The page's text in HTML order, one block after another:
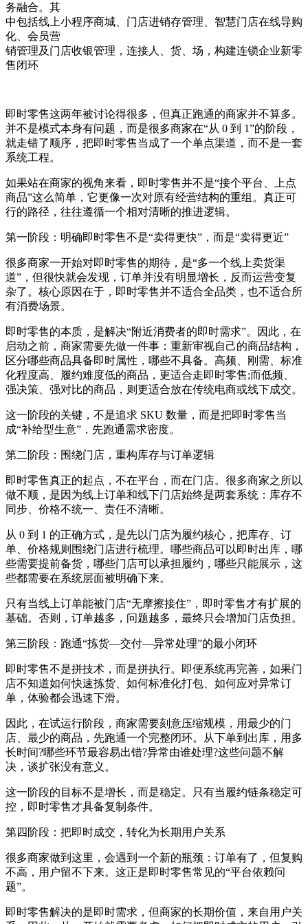
务融合。其
中包括线上小程序商城、门店进销存管理、智慧门店在线导购
化、会员营
销管理及门店收银管理，连接人、货、场，构建连锁企业新零
售闭环
即时零售这两年被讨论得很多，但真正跑通的商家并不算多。
并不是模式本身有问题，而是很多商家在“从 0 到 1”的阶段，
就走错了顺序，把即时零售当成了一个单点渠道，而不是一套
系统工程。
如果站在商家的视角来看，即时零售并不是“接个平台、上点
商品”这么简单，它更像一次对原有经营结构的重组。真正可
行的路径，往往遵循一个相对清晰的推进逻辑。
第一阶段：明确即时零售不是“卖得更快”，而是“卖得更近”
很多商家一开始对即时零售的期待，是“多一个线上卖货渠
道”，但很快就会发现，订单并没有明显增长，反而运营变复
杂了。核心原因在于，即时零售并不适合全品类，也不适合所
有消费场景。
即时零售的本质，是解决“附近消费者的即时需求”。因此，在
启动之前，商家需要先做一件事：重新审视自己的商品结构，
区分哪些商品具备即时属性，哪些不具备。高频、刚需、标准
化程度高、履约难度低的商品，更适合走即时零售;而低频、
强决策、强对比的商品，则更适合放在传统电商或线下成交。
这一阶段的关键，不是追求 SKU 数量，而是把即时零售当
成“补给型生意”，先跑通需求密度。
第二阶段：围绕门店，重构库存与订单逻辑
即时零售真正的起点，不在平台，而在门店。很多商家之所以
做不顺，是因为线上订单和线下门店始终是两套系统：库存不
同步、价格不统一、责任不清晰。
从 0 到 1 的正确方式，是先以门店为履约核心，把库存、订
单、价格规则围绕门店进行梳理。哪些商品可以即时出库，哪
些需要提前备货，哪些门店可以承担履约，哪些只能展示，这
些都需要在系统层面被明确下来。
只有当线上订单能被门店“无摩擦接住”，即时零售才有扩展的
基础。否则，订单越多，问题越多，最终只会增加门店负担。
第三阶段：跑通“拣货—交付—异常处理”的最小闭环
即时零售不是拼技术，而是拼执行。即便系统再完善，如果门
店不知道如何快速拣货、如何标准化打包、如何应对异常订
单，体验都会迅速下滑。
因此，在试运行阶段，商家需要刻意压缩规模，用最少的门
店、最少的商品，先跑通一个完整闭环。从下单到出库，用多
长时间?哪些环节最容易出错?异常由谁处理?这些问题不解
决，谈扩张没有意义。
这一阶段的目标不是增长，而是稳定。只有当履约链条稳定可
控，即时零售才具备复制条件。
第四阶段：把即时成交，转化为长期用户关系
很多商家做到这里，会遇到一个新的瓶颈：订单有了，但复购
不高，用户留不下来。这正是即时零售常见的“平台依赖问
题”。
即时零售解决的是即时需求，但商家的长期价值，来自用户关